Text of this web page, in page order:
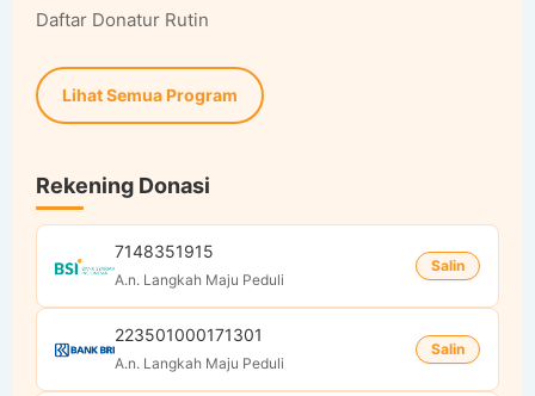
Daftar Donatur Rutin
Lihat Semua Program
Rekening Donasi
7148351915
A.n. Langkah Maju Peduli
Salin
223501000171301
A.n. Langkah Maju Peduli
Salin